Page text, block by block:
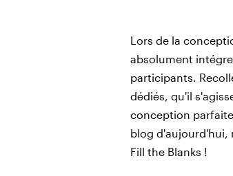
Lors de la
absolument
participants.
dédiés, qu'il
conception
blog d'aujourd'hui,
Fill the Blanks !